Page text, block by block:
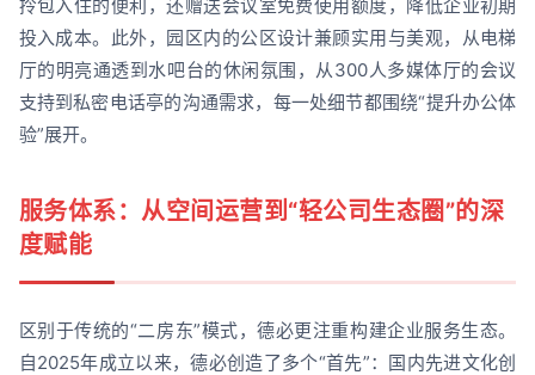
拎包入住的便利，还赠送会议室免费使用额度，降低企业初期
投入成本。此外，园区内的公区设计兼顾实用与美观，从电梯
厅的明亮通透到水吧台的休闲氛围，从300人多媒体厅的会议
支持到私密电话亭的沟通需求，每一处细节都围绕“提升办公体
验”展开。
服务体系：从空间运营到“轻公司生态圈”的深
度赋能
区别于传统的“二房东”模式，德必更注重构建企业服务生态。
自2025年成立以来，德必创造了多个“首先”：国内先进文化创